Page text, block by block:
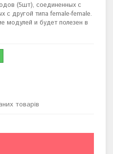
(5шт), соединенных с
с другой типа female-female.
модулей и будет полезен в
товарів